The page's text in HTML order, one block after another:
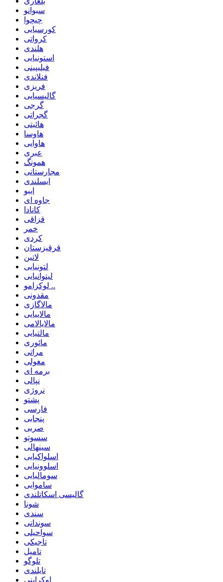
سبوانو
چیچوا
کورسیایی
کرواتی
هلندی
استونیایی
فیلیپینی
فنلاندی
فریزی
گالیسیایی
گرجی
گجراتی
هائیتی
هاوسا
هاوایی
عبری
همونگ
مجارستانی
ایسلندی
ایبو
جاوه ای
کانادا
قزاقی
خمر
کردی
قرقیزستان
لاتین
لتونیایی
لیتوانیایی
لوکزامو ..
مقدونی
مالاگازی
مالاییایی
مالایالامی
مالتیایی
مائوری
مراتی
مغولی
برمه ای
نپالی
نروژی
پشتو
فارسی
پنجابی
صربی
سسوتو
سینهالی
اسلواکیایی
اسلوونیایی
سومالیایی
ساموایی
گالیسی اسکاتلندی
شونا
سندی
سوندانی
سواحیلی
تاجیکی
تامیل
تلوگو
تایلندی
اوکراینی